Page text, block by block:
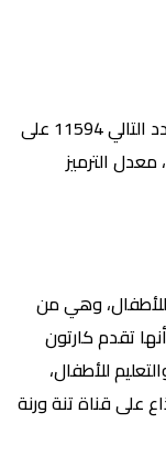
ومن الممكن استكمال قناة بطوط على التردد التالي 11594 على
الترميز
للأطفال، وهي من
تقدم كارتون
للأطفال،
على قناة تنة ورنة